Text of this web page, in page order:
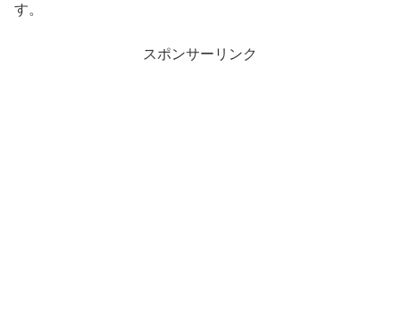
す。
スポンサーリンク